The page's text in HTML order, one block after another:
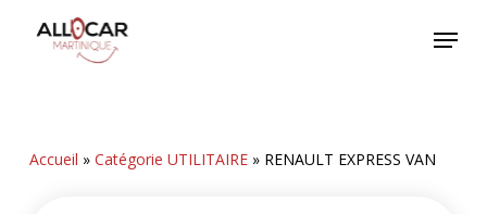
Menu
Accueil » Catégorie UTILITAIRE» RENAULT EXPRESS VAN